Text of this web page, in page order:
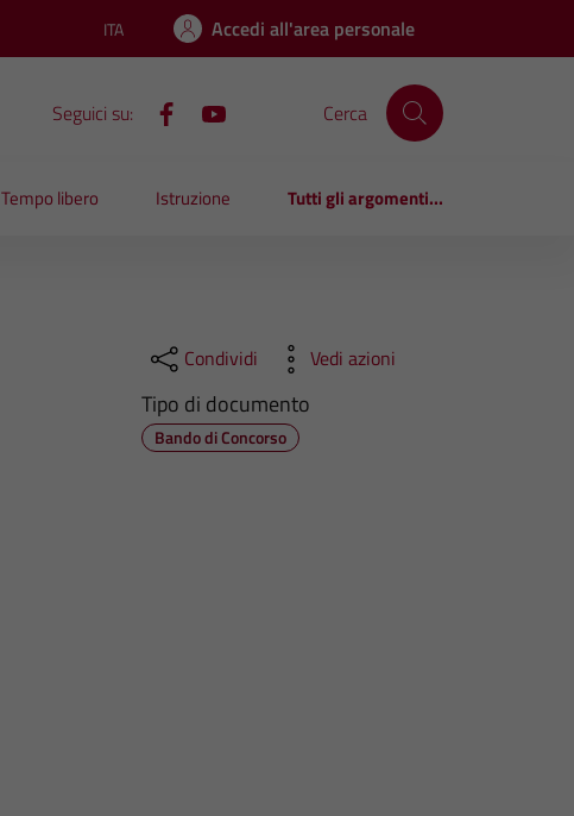
Lingua attiva:
ITA Accedi all'area personale
Seguici su: Cerca
Tempo libero Istruzione Tutti gli argomenti...
Condividi Vedi azioni
Tipo di documento
Bando di Concorso